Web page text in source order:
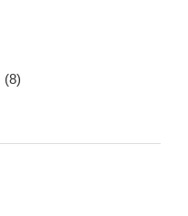
(8)